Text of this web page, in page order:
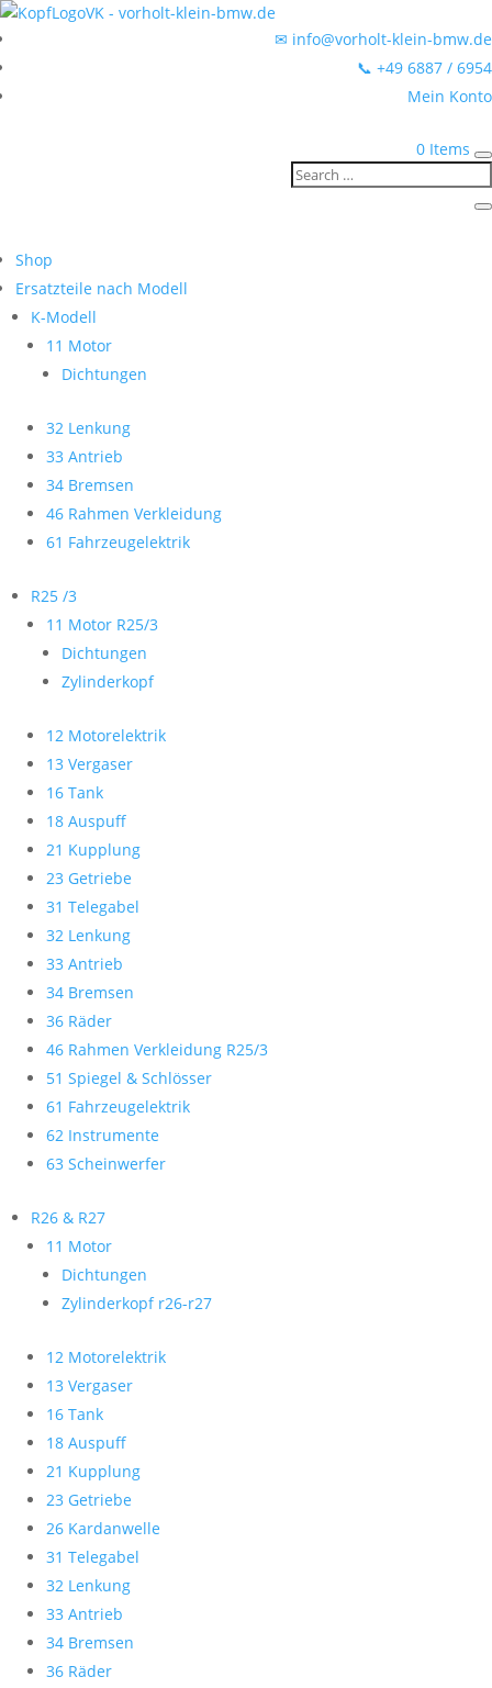
✉ info@vorholt-klein-bmw.de
📞 +49 6887 / 6954
Mein Konto
0 Items
Shop
Ersatzteile nach Modell
K-Modell
11 Motor
Dichtungen
32 Lenkung
33 Antrieb
34 Bremsen
46 Rahmen Verkleidung
61 Fahrzeugelektrik
R25 /3
11 Motor R25/3
Dichtungen
Zylinderkopf
12 Motorelektrik
13 Vergaser
16 Tank
18 Auspuff
21 Kupplung
23 Getriebe
31 Telegabel
32 Lenkung
33 Antrieb
34 Bremsen
36 Räder
46 Rahmen Verkleidung R25/3
51 Spiegel & Schlösser
61 Fahrzeugelektrik
62 Instrumente
63 Scheinwerfer
R26 & R27
11 Motor
Dichtungen
Zylinderkopf r26-r27
12 Motorelektrik
13 Vergaser
16 Tank
18 Auspuff
21 Kupplung
23 Getriebe
26 Kardanwelle
31 Telegabel
32 Lenkung
33 Antrieb
34 Bremsen
36 Räder